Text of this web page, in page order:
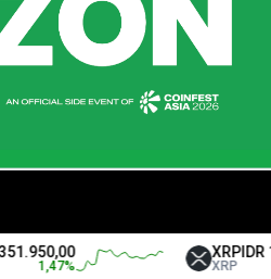
XRP IDR 18.421,00
0,04